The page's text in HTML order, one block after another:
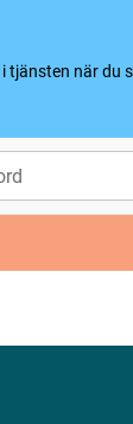
tjänsten när du